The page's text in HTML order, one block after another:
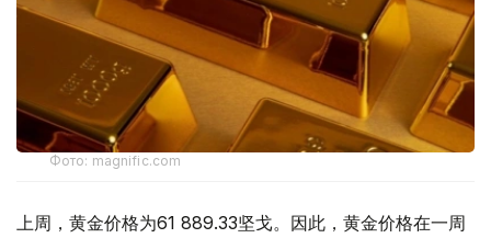
Фото: magnific.com
上周，黄金价格为61 889.33坚戈。因此，黄金价格在一周